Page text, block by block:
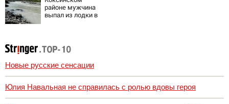
районе мужчина
выпал из лодки в
Новые русские сенсации
Юлия Навальная не справилась с ролью вдовы героя